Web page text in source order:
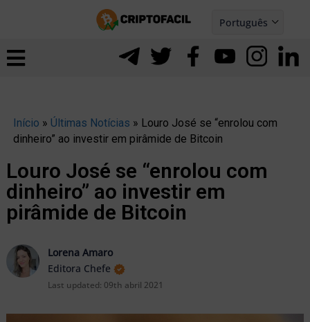
Português
Español
Início » Últimas Notícias » Louro José se “enrolou com
dinheiro” ao investir em pirâmide de Bitcoin
Louro José se “enrolou com
dinheiro” ao investir em
pirâmide de Bitcoin
Lorena Amaro
Editora Chefe
Last updated: 09th abril 2021